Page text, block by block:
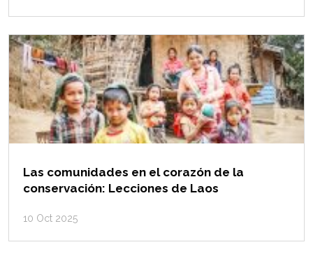
Las comunidades en el corazón de la
conservación: Lecciones de Laos
10 Oct 2025